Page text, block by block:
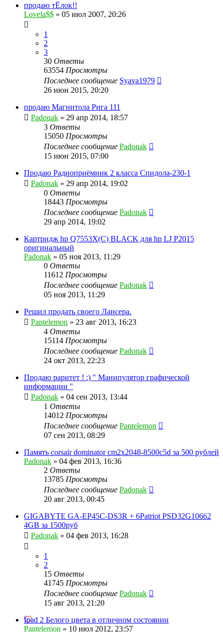
продаю тЁлок!!
Lovela$$ » 05 июл 2007, 20:26
1
2
3
30 Ответы
63554 Просмотры
Последнее сообщение Syava1979
26 июн 2015, 20:20
продаю Магнитола Рига 111
Padonak » 29 апр 2014, 18:57
3 Ответы
15050 Просмотры
Последнее сообщение Padonak
15 июн 2015, 07:00
Продаю Радиоприёмник 2 класса Спидола-230-1
Padonak » 29 апр 2014, 19:02
0 Ответы
18443 Просмотры
Последнее сообщение Padonak
29 апр 2014, 19:02
Картридж hp Q7553X(C) BLACK для hp LJ P2015
оригинальный
Padonak » 05 ноя 2013, 11:29
0 Ответы
11612 Просмотры
Последнее сообщение Padonak
05 ноя 2013, 11:29
Решил продать своего Лансера.
Pantelemon » 23 авг 2013, 16:23
4 Ответы
15114 Просмотры
Последнее сообщение Padonak
24 окт 2013, 22:23
Продаю раритет ! :) " Манипулятор графической
информации "
Padonak » 04 сен 2013, 13:44
1 Ответы
14012 Просмотры
Последнее сообщение Pantelemon
07 сен 2013, 08:29
Память corsair dominator cm2x2048-8500c5d за 500 рублей
Padonak » 04 фев 2013, 16:36
2 Ответы
13785 Просмотры
Последнее сообщение Padonak
20 авг 2013, 00:45
GIGABYTE GA-EP45C-DS3R + 6Patriot PSD32G10662
4GB за 1500руб
Padonak » 04 фев 2013, 16:28
1
2
15 Ответы
41745 Просмотры
Последнее сообщение Padonak
15 авг 2013, 21:20
Ipad 2 Белого цвета в отличном состоянии
Pantelemon » 10 июл 2012, 23:57